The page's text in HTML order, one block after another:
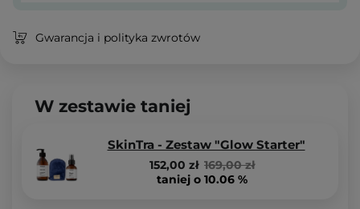
Gwarancja i polityka zwrotów
W zestawie taniej
SkinTra - Zestaw "Glow Starter"
169,00 zł
152,00 zł
taniej o 10.06 %